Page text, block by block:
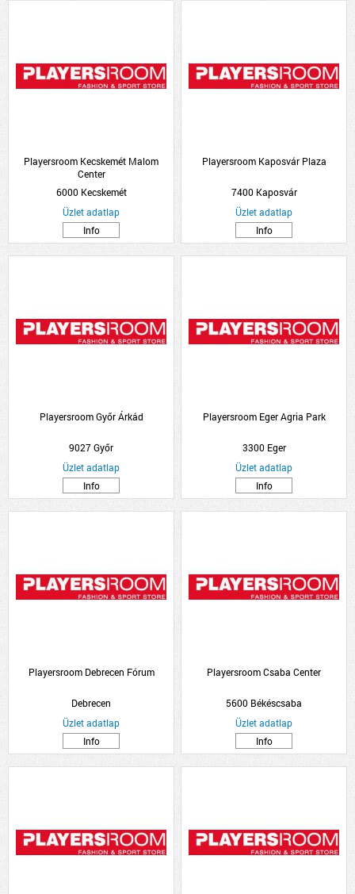
Playersroom Kecskemét Malom
Center
6000 Kecskemét
Üzlet adatlap
Info
Playersroom Kaposvár Plaza
7400 Kaposvár
Üzlet adatlap
Info
Playersroom Győr Árkád
9027 Győr
Üzlet adatlap
Info
Playersroom Eger Agria Park
3300 Eger
Üzlet adatlap
Info
Playersroom Debrecen Fórum
Debrecen
Üzlet adatlap
Info
Playersroom Csaba Center
5600 Békéscsaba
Üzlet adatlap
Info